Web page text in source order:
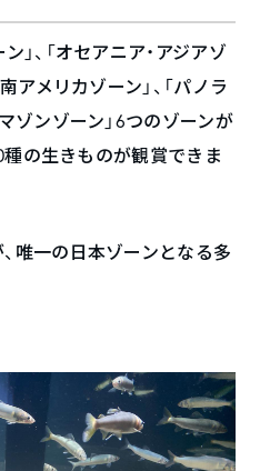
」、「オセアニア・アジアゾ
アメリカゾーン」、「パノラ
ゾンゾーン」6つのゾーンが
種の生きものが観賞できま
唯一の日本ゾーンとなる多